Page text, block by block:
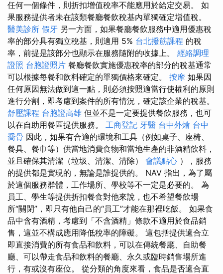
任何一個條件，則折扣增值稅率不能應用於給定交易。 如
果服務提供者未在該類餐廳餐飲稅基內單獨確定增值稅。
醫美診所 假牙 另一方面，如果餐廳餐飲服務中適用優惠稅
率的部分具有獨立稅基，則適用 5% 台北撥筋課程 的稅
率，前提是該部分也顯示在服務隨附的收據上。 經絡調理
證照 台胞證照片 餐廳餐飲實施優惠稅率的部分的稅基通常
可以根據每餐和飲料確定的單獨價格來確定。 按摩 如果因
任何原因無法做到這一點，則必須按照適當行使權利的原則
進行分割，即考慮到案件的所有情況，確定該企業的稅基。
舒壓課程 台胞證高雄 但並不是一定要提供餐飲服務，也可
以在自助用餐區提供服務。 工商登記 牙醫 台中外燴 台中
喬骨 因此，如果有合適的環境和工具（例如桌子、座椅、
餐具、餐巾等）供當地消費食物和當地生產的非酒精飲料，
並且確保其清潔（垃圾、清潔、清除） 會議點心 ），服務
的提供都是實現的，無論是誰提供的。 NAV 指出，為了屬
於這個服務群體，工作場所、學校等不一定是必要的。 為
員工、學生等提供折扣餐食對他來說，也不希望餐飲場
所“關閉”，即只有他自己的“員工”才能在那裡吃飯。 如果食
品中含有酒精，考慮到「不含酒精」條款不適用於食品銷
售，這並不構成應用降低稅率的障礙。 這包括提供適合立
即直接消費的所有食品和飲料，可以在傳統餐廳、自助餐
廳、可以帶走食品和飲料的餐廳、永久或臨時銷售場所進
行，有或沒有座位。 從分類的角度來看，食品是否適合直